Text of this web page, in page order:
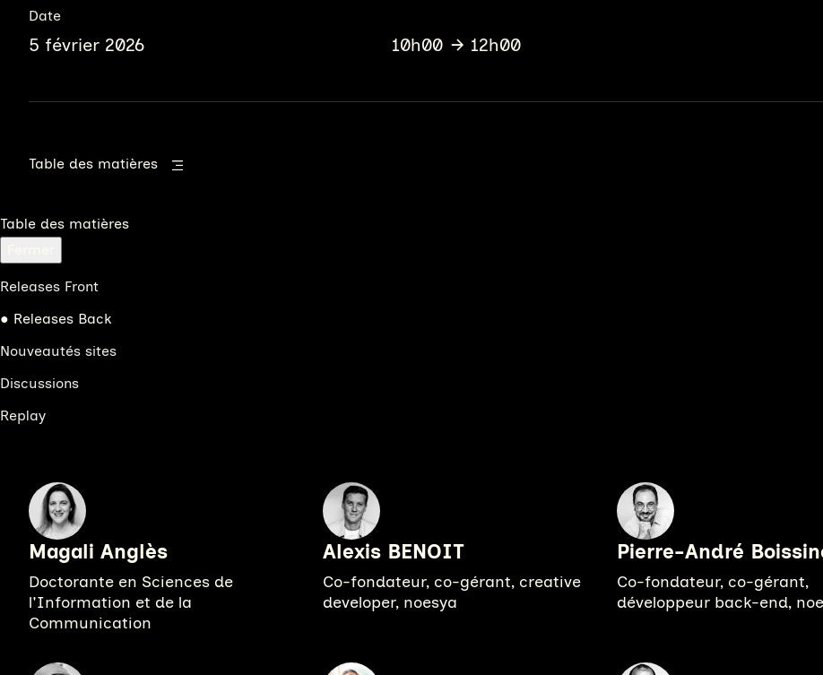
Date
5 février 2026 10h00 12h00
Table des matières
Table des matières
Releases Front
Releases Back
Nouveautés sites
Discussions
Replay
Magali Anglès
Doctorante en Sciences de
l'Information et de la
Communication
Alexis BENOIT
Co-fondateur, co-gérant, creative
developer, noesya
Pierre-André
Co-fondateur, co-gérant,
développeur back-end,